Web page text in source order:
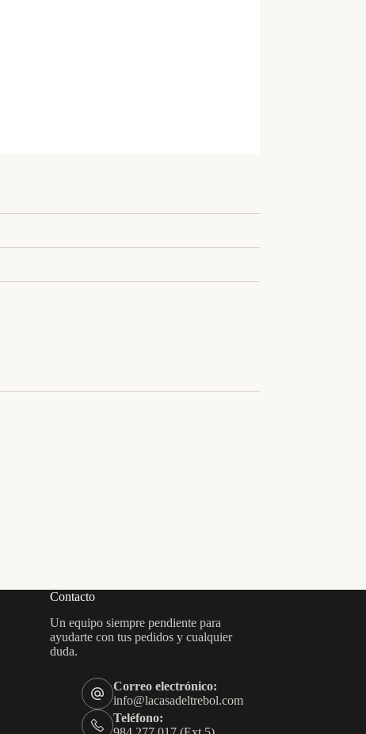
Contacto
Un equipo siempre pendiente para
ayudarte con tus pedidos y cualquier
duda.
Correo electrónico:
info@lacasadeltrebol.com
Teléfono: